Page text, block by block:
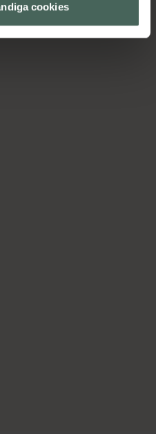
cookies